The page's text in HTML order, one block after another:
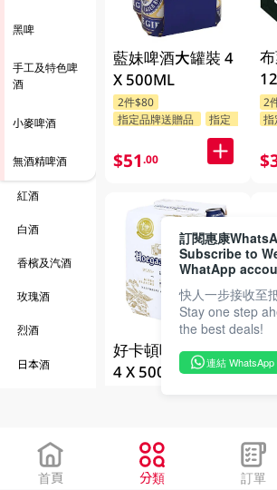
黑啤
手工及特色啤
酒
小麥啤酒
無酒精啤酒
紅酒
白酒
香檳及汽酒
玫瑰酒
烈酒
日本酒
雪莉,砵酒及加
度葡萄酒
藍妹啤酒大罐裝 4
X 500ML
2件$80
指定品牌送贈品
指定分類送贈品
$51.00
好卡頓啤酒大罐裝
4 X 500ML (包裝
$71.00
隨
2
指
X
$34
首頁 分類 訂單
訂閱惠康
Subscribe to
WhatApp
快人一步接收至
Stay one step
the best deals!
連結 WhatsApp